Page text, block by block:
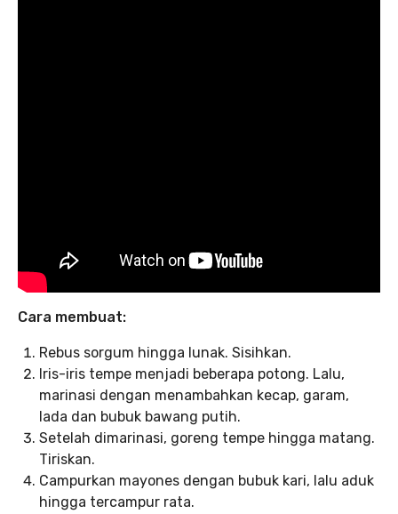
Cara membuat:
Rebus sorgum hingga lunak. Sisihkan.
Iris-iris tempe menjadi beberapa potong. Lalu,
marinasi dengan menambahkan kecap, garam,
lada dan bubuk bawang putih.
Setelah dimarinasi, goreng tempe hingga matang.
Tiriskan.
Campurkan mayones dengan bubuk kari, lalu aduk
hingga tercampur rata.